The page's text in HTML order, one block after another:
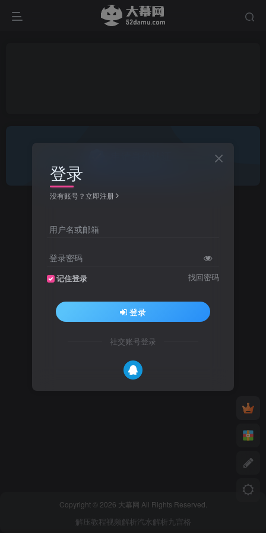
Copyright © 2026 大幕网 All Rights Reserved.
解压教程 视频解析汽水解析 九宫格
登录
没有账号？立即注册
用户名或邮箱
登录密码
记住登录 找回密码
登录
社交账号登录